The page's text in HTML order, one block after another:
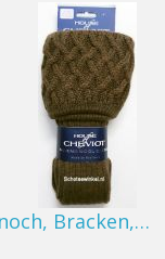
Bracken,…